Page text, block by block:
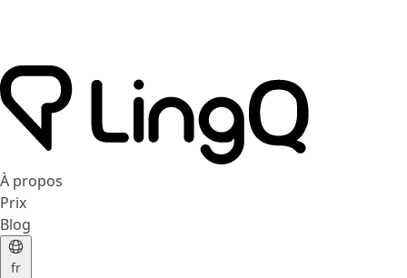
À propos
Prix
Blog
fr